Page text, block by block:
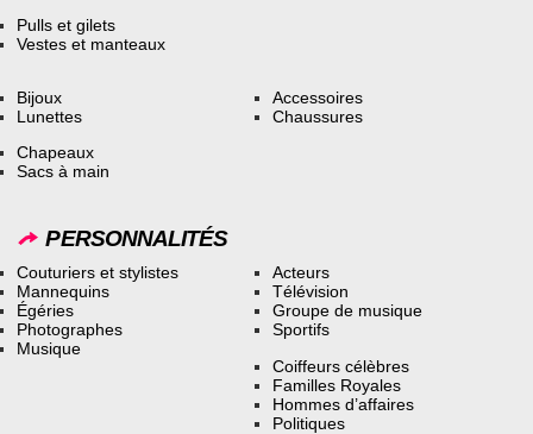
Pulls et gilets
Vestes et manteaux
Bijoux
Lunettes
Accessoires
Chaussures
Chapeaux
Sacs à main
PERSONNALITÉS
Couturiers et stylistes
Mannequins
Égéries
Photographes
Musique
Acteurs
Télévision
Groupe de musique
Sportifs
Coiffeurs célèbres
Familles Royales
Hommes d’affaires
Politiques